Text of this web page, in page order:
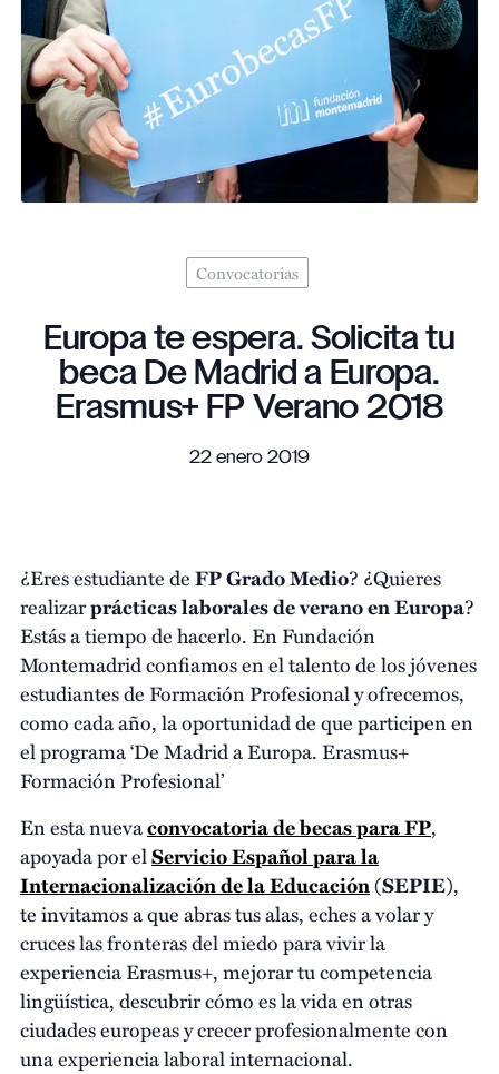
Convocatorias
Europa te espera. Solicita tu
beca De Madrid a Europa.
Erasmus+ FP Verano 2018
22 enero 2019
¿Eres estudiante deFP Grado Medio? ¿Quieres
realizarprácticas laborales de verano en Europa?
Estás a tiempo de hacerlo. En Fundación
Montemadrid confiamos en el talento de los jóvenes
estudiantes de Formación Profesional y ofrecemos,
como cada año, la oportunidad de que participen en
el programa ‘De Madrid a Europa. Erasmus+
Formación Profesional’
En esta nuevaconvocatoria de becas para FP,
apoyada por elServicio Español para la
Internacionalización de la Educación(SEPIE),
te invitamos a que abras tus alas, eches a volar y
cruces las fronteras del miedo para vivir la
experiencia Erasmus+, mejorar tu competencia
lingüística, descubrir cómo es la vida en otras
ciudades europeas y crecer profesionalmente con
una experiencia laboral internacional.